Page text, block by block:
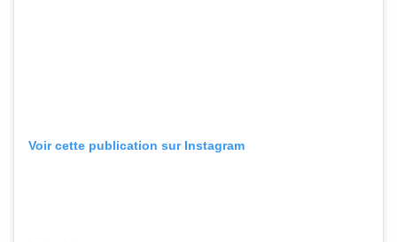
Voir cette publication sur Instagram